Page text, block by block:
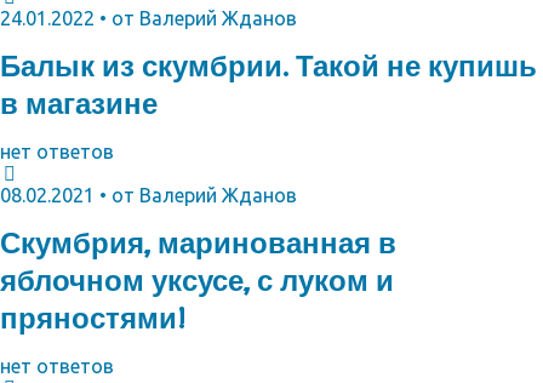
24.01.2022 • от Валерий Жданов
Балык из скумбрии. Такой не купишь
в магазине
нет ответов
08.02.2021 • от Валерий Жданов
Скумбрия, маринованная в
яблочном уксусе, с луком и
пряностями!
нет ответов